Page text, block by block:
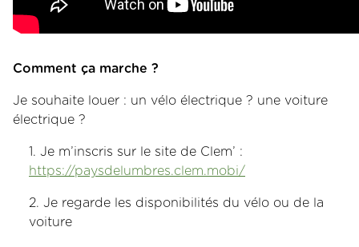
Comment ça marche ?
Je souhaite louer : un vélo électrique ? une voiture
électrique ?
Je m’inscris sur le site de Clem’ :
https://paysdelumbres.clem.mobi/
Je regarde les disponibilités du vélo ou de la
voiture